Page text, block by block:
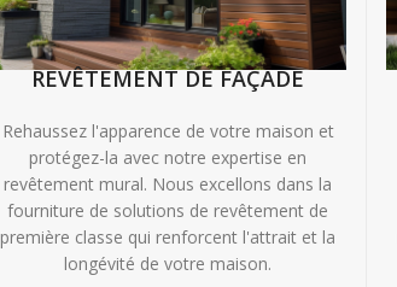
REVÊTEMENT DE FAÇADE
Rehaussez l'apparence de votre maison et
protégez-la avec notre expertise en
revêtement mural. Nous excellons dans la
fourniture de solutions de revêtement de
première classe qui renforcent l'attrait et la
longévité de votre maison.